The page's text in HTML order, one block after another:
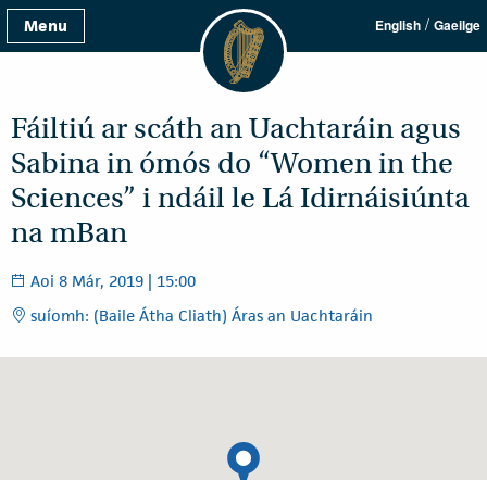
Menu English / Gaeilge
Fáiltiú ar scáth an Uachtaráin agus
Sabina in ómós do “Women in the
Sciences” i ndáil le Lá Idirnáisiúnta
na mBan
Aoi 8 Már, 2019 | 15:00
suíomh: (Baile Átha Cliath) Áras an Uachtaráin